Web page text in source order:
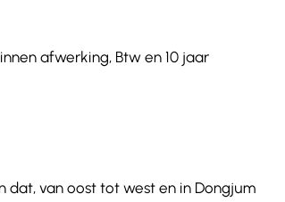
afwerking, Btw en 10 jaar
van oost tot west en in Dongjum